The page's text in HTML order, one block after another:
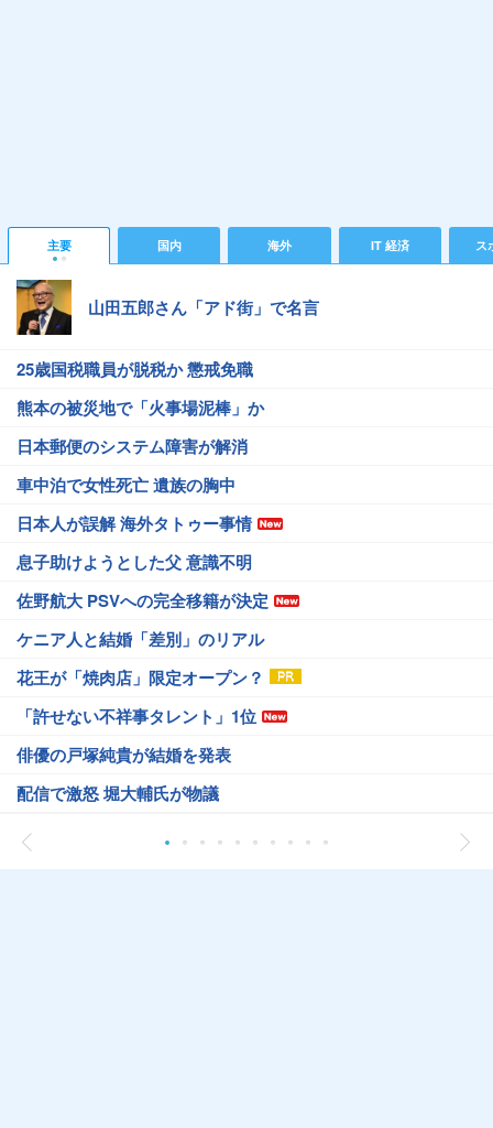
主要 国内 海外 IT 経済 ス
山田五郎さん「アド街」で名言
25歳国税職員が脱税か 懲戒免職
熊本の被災地で「火事場泥棒」か
日本郵便のシステム障害が解消
車中泊で女性死亡 遺族の胸中
日本人が誤解 海外タトゥー事情
息子助けようとした父 意識不明
佐野航大 PSVへの完全移籍が決定
ケニア人と結婚「差別」のリアル
花王が「焼肉店」限定オープン？
「許せない不祥事タレント」1位
俳優の戸塚純貴が結婚を発表
配信で激怒 堀大輔氏が物議